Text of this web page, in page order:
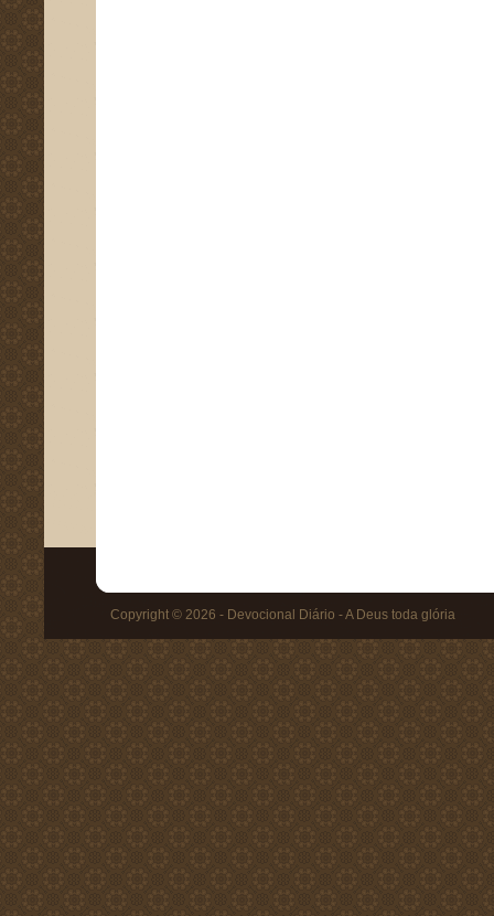
Copyright © 2026 - Devocional Diário - A Deus toda glória